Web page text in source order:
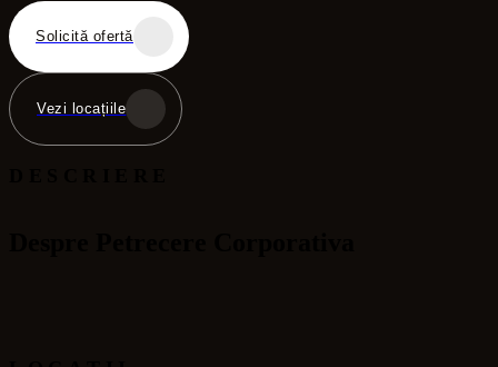
Solicită ofertă
Vezi locațiile